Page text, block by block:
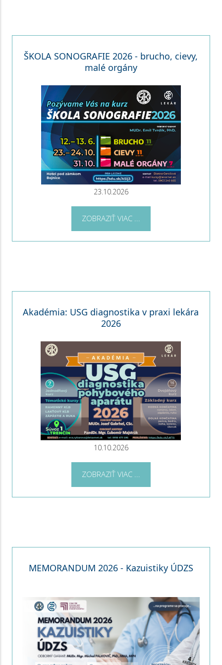
ŠKOLA SONOGRAFIE 2026 - brucho, cievy,
malé orgány
23.10.2026
ZOBRAZIŤ VIAC ...
Akadémia: USG diagnostika v praxi lekára
2026
10.10.2026
ZOBRAZIŤ VIAC ...
MEMORANDUM 2026 - Kazuistiky ÚDZS